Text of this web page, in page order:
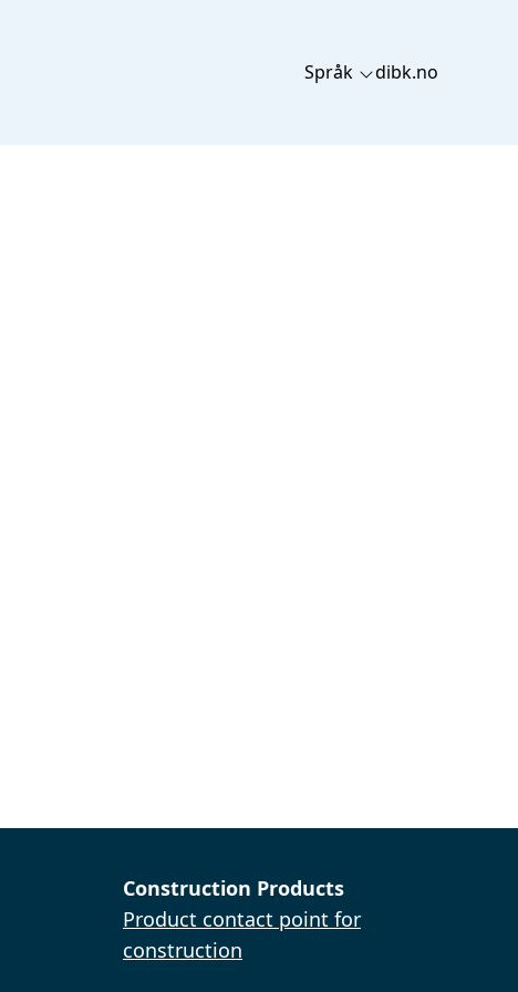
Språk dibk.no
Construction Products
Product contact point for
construction